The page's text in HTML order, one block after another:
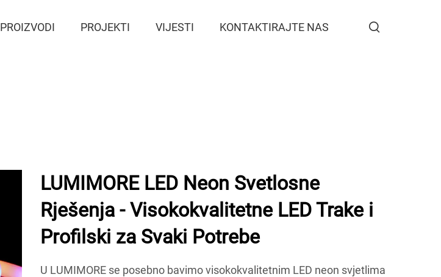
PROIZVODI PROJEKTI VIJESTI KONTAKTIRAJTE NAS
LUMIMORE LED Neon Svetlosne
Rješenja - Visokokvalitetne LED Trake i
Profilski za Svaki Potrebe
U LUMIMORE se posebno bavimo visokokvalitetnim LED neon svjetlima